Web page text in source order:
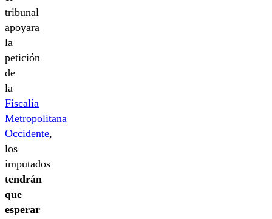
tribunal
apoyara
la
petición
de
la
Fiscalía
Metropolitana
Occidente,
los
imputados
tendrán
que
esperar